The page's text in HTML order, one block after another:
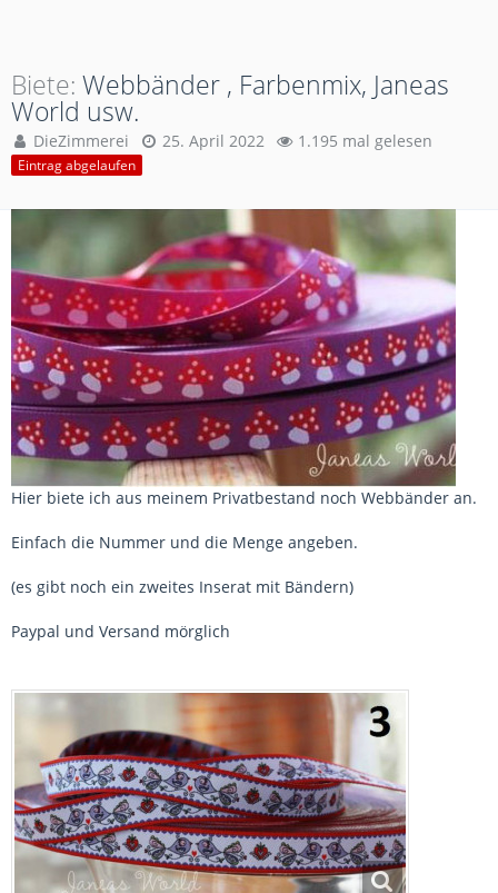
Biete Webbänder , Farbenmix, Janeas
World usw.
DieZimmerei 25. April 2022 1.195 mal gelesen
Eintrag abgelaufen
Hier biete ich aus meinem Privatbestand noch Webbänder an.
Einfach die Nummer und die Menge angeben.
(es gibt noch ein zweites Inserat mit Bändern)
Paypal und Versand mörglich